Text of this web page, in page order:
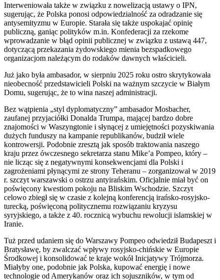
Interweniowała także w związku z nowelizacją ustawy o IPN,
sugerując, że Polska ponosi odpowiedzialność za odradzanie się
antysemityzmu w Europie. Starała się także uspokajać opinię
publiczną, ganiąc polityków m.in. Konfederacji za rzekome
wprowadzanie w błąd opinii publicznej w związku z ustawą 447,
dotyczącą przekazania żydowskiego mienia bezspadkowego
organizacjom należącym do rodaków dawnych właścicieli.
Już jako była ambasador, w sierpniu 2025 roku ostro skrytykowała
nieobecność przedstawicieli Polski na ważnym szczycie w Białym
Domu, sugerując, że to wina naszej administracji.
Bez wątpienia „styl dyplomatyczny” ambasador Mosbacher,
zaufanej przyjaciółki Donalda Trumpa, mającej bardzo dobre
znajomości w Waszyngtonie i słynącej z umiejętności pozyskiwania
dużych funduszy na kampanie republikanów, budził wiele
kontrowersji. Podobnie zresztą jak sposób traktowania naszego
kraju przez ówczesnego sekretarza stanu Mike’a Pompeo, który –
nie licząc się z negatywnymi konsekwencjami dla Polski i
zagrożeniami płynącymi ze strony Teheranu – zorganizował w 2019
r. szczyt warszawski o ostrzu antyirańskim. Oficjalnie miał być on
poświęcony kwestiom pokoju na Bliskim Wschodzie. Szczyt
celowo zbiegł się w czasie z kolejną konferencją irańsko-rosyjsko-
turecką, poświęconą politycznemu rozwiązaniu kryzysu
syryjskiego, a także z 40. rocznicą wybuchu rewolucji islamskiej w
Iranie.
Tuż przed udaniem się do Warszawy Pompeo odwiedził Budapeszt i
Bratysławę, by zwalczać wpływy rosyjsko-chińskie w Europie
Środkowej i konsolidować te kraje wokół Inicjatywy Trójmorza.
Miałyby one, podobnie jak Polska, kupować energię i nowe
technologie od Amerykanów oraz ich sojuszników, w tym od